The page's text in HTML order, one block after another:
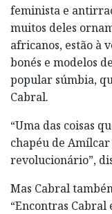
feminista e
muitos deles
africanos, estão à
bonés e modelos
popular súmbia,
Cabral.
“Uma das coisas
chapéu de
revolucionário”,
Mas Cabral
“Encontras Cabral